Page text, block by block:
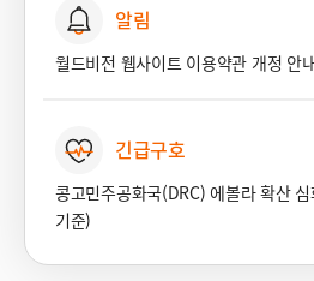
알림
월드비전 웹사이트 이용약관 개정 안
긴급구호
콩고민주공화국(DRC) 에볼라 확산
기준)